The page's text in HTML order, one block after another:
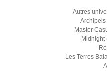
Autres
Archipels
Master
Midnight
Les Terres